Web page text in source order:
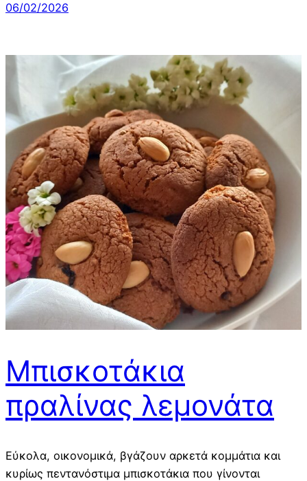
06/02/2026
Μπισκοτάκια
πραλίνας λεμονάτα
Εύκολα, οικονομικά, βγάζουν αρκετά κομμάτια και
κυρίως πεντανόστιμα μπισκοτάκια που γίνονται